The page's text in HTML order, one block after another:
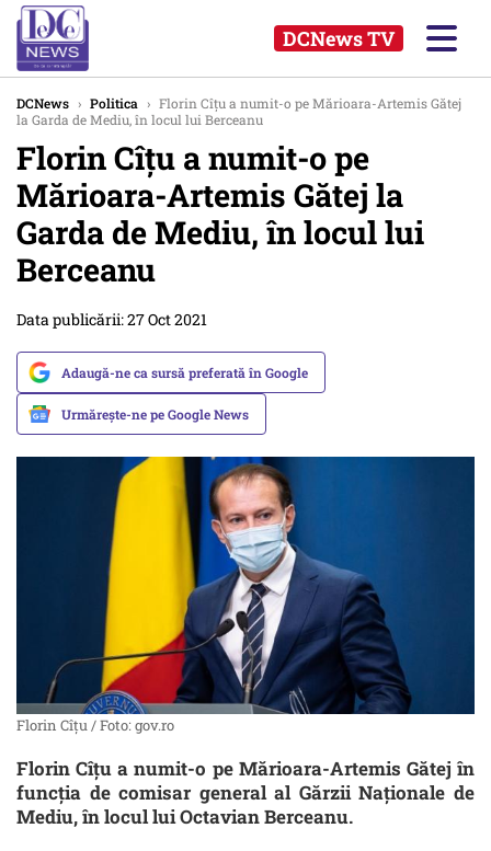
DCNews TV
DCNews › Politica › Florin Cîțu a numit-o pe Mărioara-Artemis Gătej
la Garda de Mediu, în locul lui Berceanu
Florin Cîțu a numit-o pe
Mărioara-Artemis Gătej la
Garda de Mediu, în locul lui
Berceanu
Data publicării: 27 Oct 2021
Adaugă-ne ca sursă preferată în Google
Urmărește-ne pe Google News
Florin Cîțu / Foto: gov.ro
Florin Cîțu a numit-o pe Mărioara-Artemis Gătej în
funcția de comisar general al Gărzii Naţionale de
Mediu, în locul lui Octavian Berceanu.